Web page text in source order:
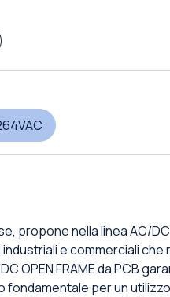
propone nella linea AC/
e commerciali
OPEN FRAME da PCB
per un